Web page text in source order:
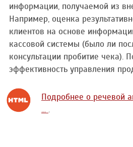
информации, получаемой из
Например, оценка
клиентов на основе
кассовой системы (было ли
консультации пробитие чека).
эффективность управления
Подробнее о речевой
... .